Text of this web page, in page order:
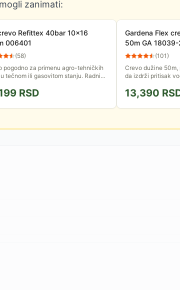
zanimati:
Refittex 40bar 10x16
006401
(58)
pogodno za primenu agro-tehničkih
tečnom ili gasovitom stanju. Radni
RSD
Gardena Flex
50m GA
(101)
Crevo dužine
da izdrži pritisak
13,390